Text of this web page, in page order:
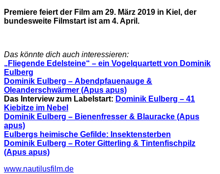
Premiere feiert der Film am 29. März 2019 in Kiel, der
bundesweite Filmstart ist am 4. April.
Das könnte dich auch interessieren:
„Fliegende Edelsteine“ – ein Vogelquartett von Dominik
Eulberg
Dominik Eulberg – Abendpfauenauge &
Oleanderschwärmer (Apus apus)
Das Interview zum Labelstart: Dominik Eulberg – 41
Kiebitze im Nebel
Dominik Eulberg – Bienenfresser & Blauracke (Apus
apus)
Eulbergs heimische Gefilde: Insektensterben
Dominik Eulberg – Roter Gitterling & Tintenfischpilz
(Apus apus)
www.nautilusfilm.de